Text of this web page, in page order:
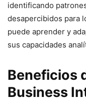
identificando
desapercibidos para
puede aprender y
sus capacidades
Beneficios
Business